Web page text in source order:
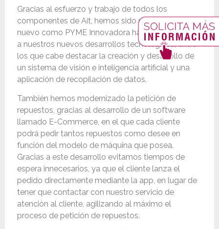
Gracias al esfuerzo y trabajo de todos los
componentes de Ait, hemos sido reconocidos de
nuevo como PYME Innovadora hasta 2025, debido
a nuestros nuevos desarrollos tecnológicos, entre
los que cabe destacar la creación y desarrollo de
un sistema de visión e inteligencia artificial y una
aplicación de recopilación de datos.
También hemos modernizado la petición de
repuestos, gracias al desarrollo de un software
llamado E-Commerce, en el que cada cliente
podrá pedir tantos repuestos como desee en
función del modelo de máquina que posea.
Gracias a este desarrollo evitamos tiempos de
espera innecesarios, ya que el cliente lanza el
pedido directamente mediante la app, en lugar de
tener que contactar con nuestro servicio de
atención al cliente, agilizando al máximo el
proceso de petición de repuestos.